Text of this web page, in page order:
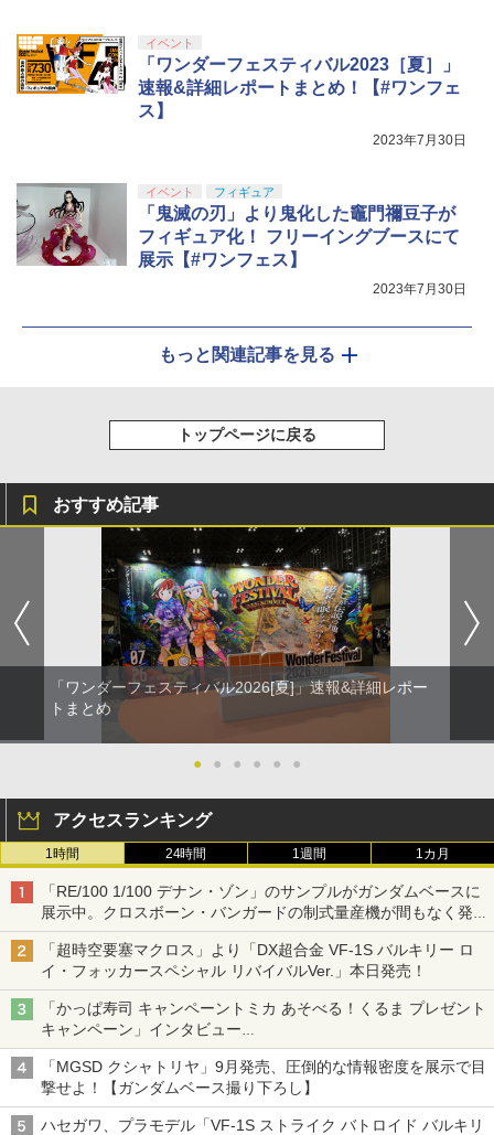
イベント
「ワンダーフェスティバル2023［夏］」
速報&詳細レポートまとめ！【#ワンフェ
ス】
2023年7月30日
イベント フィギュア
「鬼滅の刃」より鬼化した竈門禰豆子が
フィギュア化！ フリーイングブースにて
展示【#ワンフェス】
2023年7月30日
もっと関連記事を見る
トップページに戻る
おすすめ記事
「ワンダーフェスティバル2026[夏]」速報&詳細レポー
トまとめ
● ● ● ● ● ●
アクセスランキング
1時間 24時間 1週間 1カ月
「RE/100 1/100 デナン・ゾン」のサンプルがガンダムベースに
展示中。クロスボーン・バンガードの制式量産機が間もなく発送
【ガンダムベース撮り下ろし】
「超時空要塞マクロス」より「DX超合金 VF-1S バルキリー ロ
イ・フォッカースペシャル リバイバルVer.」本日発売！
「かっぱ寿司 キャンペーントミカ あそべる！くるま プレゼント
キャンペーン」インタビュー
子どもが楽しめるかっぱ寿司ならではの体験とコラボの楽しさを
追求
「MGSD クシャトリヤ」9月発売、圧倒的な情報密度を展示で目
撃せよ！【ガンダムベース撮り下ろし】
ハセガワ、プラモデル「VF-1S ストライク バトロイド バルキリ